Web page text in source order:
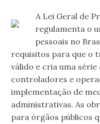
A Lei Geral de
regulamenta o
pessoais no
requisitos para que o
válido e cria uma
controladores e
implementação de
administrativas. As
para órgãos públicos